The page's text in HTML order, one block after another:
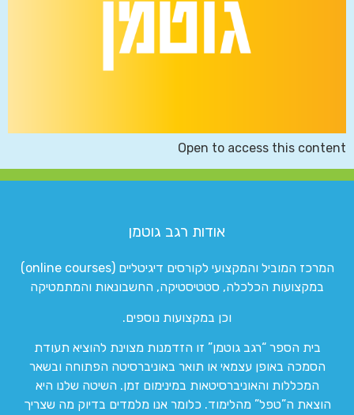
Open to access this content
אודות רגב גוטמן
המרכז המוביל והמקצועי לקורסים דיגיטליים (online courses)
במקצועות הכלכלה, סטטיסטיקה, החשבונאות והמתמטיקה
וכן במקצועות נוספים.
בית הספר “רגב גוטמן” זו הזדמנות מצוינת להוציא תעודת
הסמכה באופן עצמאי או תואר באוניברסיטה הפתוחה ובשאר
המכללות והאוניברסיטאות במינימום זמן. השיטה שלנו היא
הוצאת ה”טפל” מהלימוד. כלומר אנו מלמדים בדיוק מה שצריך